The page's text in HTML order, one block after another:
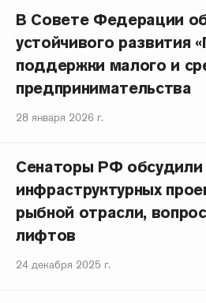
В Совете Федерации
устойчивого развития
поддержки малого и
предпринимательства
28 января 2026 г.
Сенаторы РФ
инфраструктурных
рыбной отрасли,
лифтов
24 декабря 2025 г.